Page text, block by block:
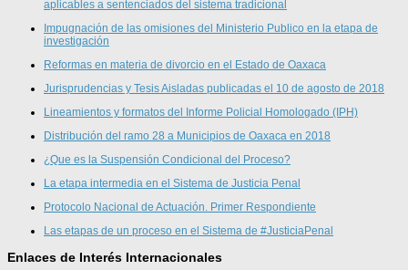
aplicables a sentenciados del sistema tradicional
Impugnación de las omisiones del Ministerio Publico en la etapa de
investigación
Reformas en materia de divorcio en el Estado de Oaxaca
Jurisprudencias y Tesis Aisladas publicadas el 10 de agosto de 2018
Lineamientos y formatos del Informe Policial Homologado (IPH)
Distribución del ramo 28 a Municipios de Oaxaca en 2018
¿Que es la Suspensión Condicional del Proceso?
La etapa intermedia en el Sistema de Justicia Penal
Protocolo Nacional de Actuación. Primer Respondiente
Las etapas de un proceso en el Sistema de #JusticiaPenal
Enlaces de Interés Internacionales